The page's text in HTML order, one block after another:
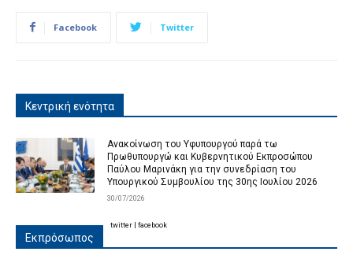
Facebook Twitter
Κεντρική ενότητα
Ανακοίνωση του Υφυπουργού παρά τω
Πρωθυπουργώ και Κυβερνητικού Εκπροσώπου
Παύλου Μαρινάκη για την συνεδρίαση του
Υπουργικού Συμβουλίου της 30ης Ιουλίου 2026
30/07/2026
Εκπρόσωπος
twitter facebook